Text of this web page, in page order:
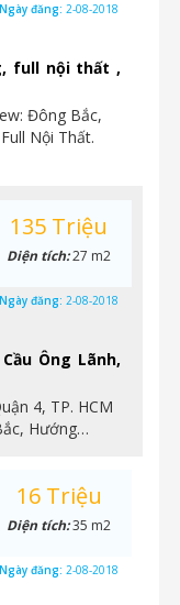
full nội thất ,
Đông Bắc,
Nội Thất.
Ngày đăng: 2-08-2018
Ông Lãnh,
4, TP. HCM
Hướng…
135 Triệu
Diện tích:27 m2
Ngày đăng: 2-08-2018
16 Triệu
Diện tích:35 m2
Ngày đăng: 2-08-2018